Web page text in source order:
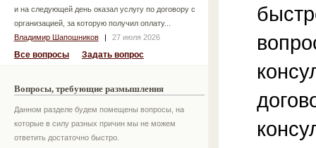
и на следующей день оказал услугу по договору с
организацией, за которую получил оплату...
Владимир Шапошников
| 27 июля 2026
Все вопросы Задать вопрос
Вопросы, требующие размышления
Данном разделе будем помещены вопросы, на
которые в силу разных причин мы не можем
ответить достаточно быстро.